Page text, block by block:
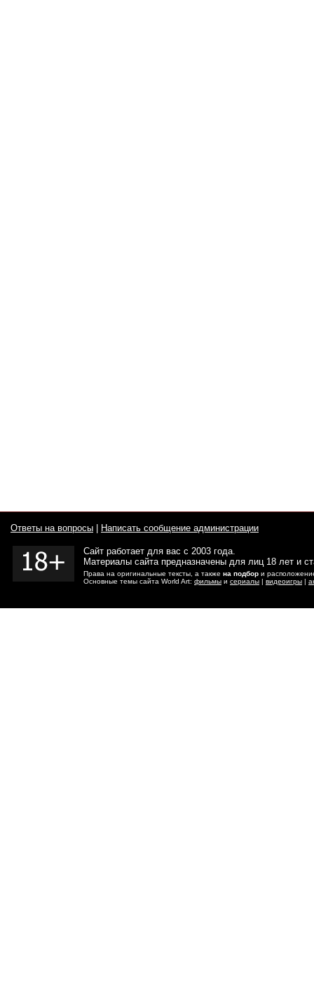
Ответы на вопросы Написать сообщение администрации
Сайт работает для вас с 2003 года.
Материалы сайта предназначены для лиц 18 лет и
Права на оригинальные тексты, а также на подбор и
Основные темы сайта World Art: фильмы и сериалы | видеоигры |